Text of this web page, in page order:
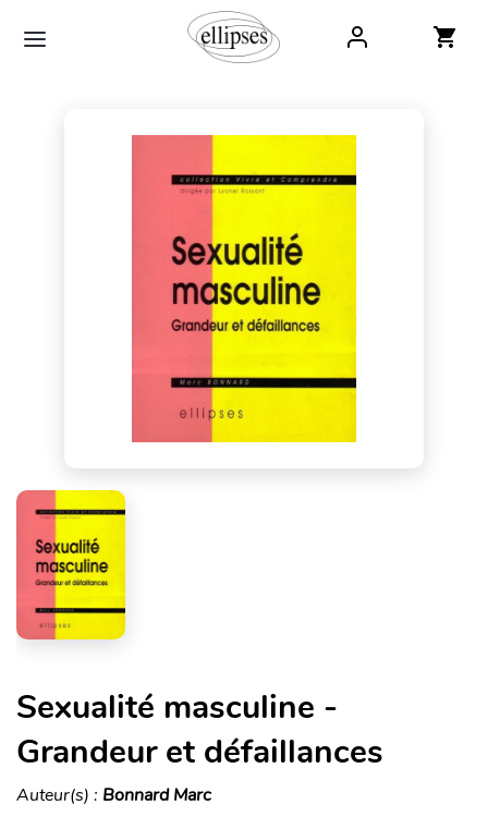
Sexualité masculine -
Grandeur et défaillances
Auteur(s) : Bonnard Marc